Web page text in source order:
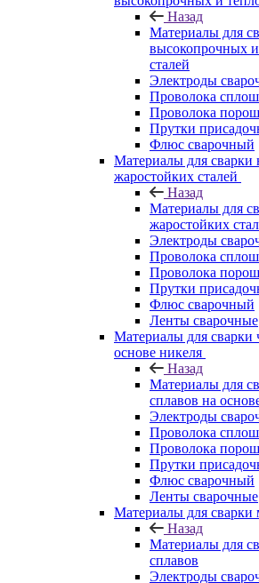
Назад
Материалы для
высокопрочных
сталей
Электроды
Проволока
Проволока
Прутки
Флюс сварочный
Материалы для
жаростойких сталей
Назад
Материалы для
жаростойких
Электроды
Проволока
Проволока
Прутки
Флюс сварочный
Ленты сварочные
Материалы для сварки
основе никеля
Назад
Материалы для
сплавов на
Электроды
Проволока
Проволока
Прутки
Флюс сварочный
Ленты сварочные
Материалы для сварки
Назад
Материалы для
сплавов
Электроды